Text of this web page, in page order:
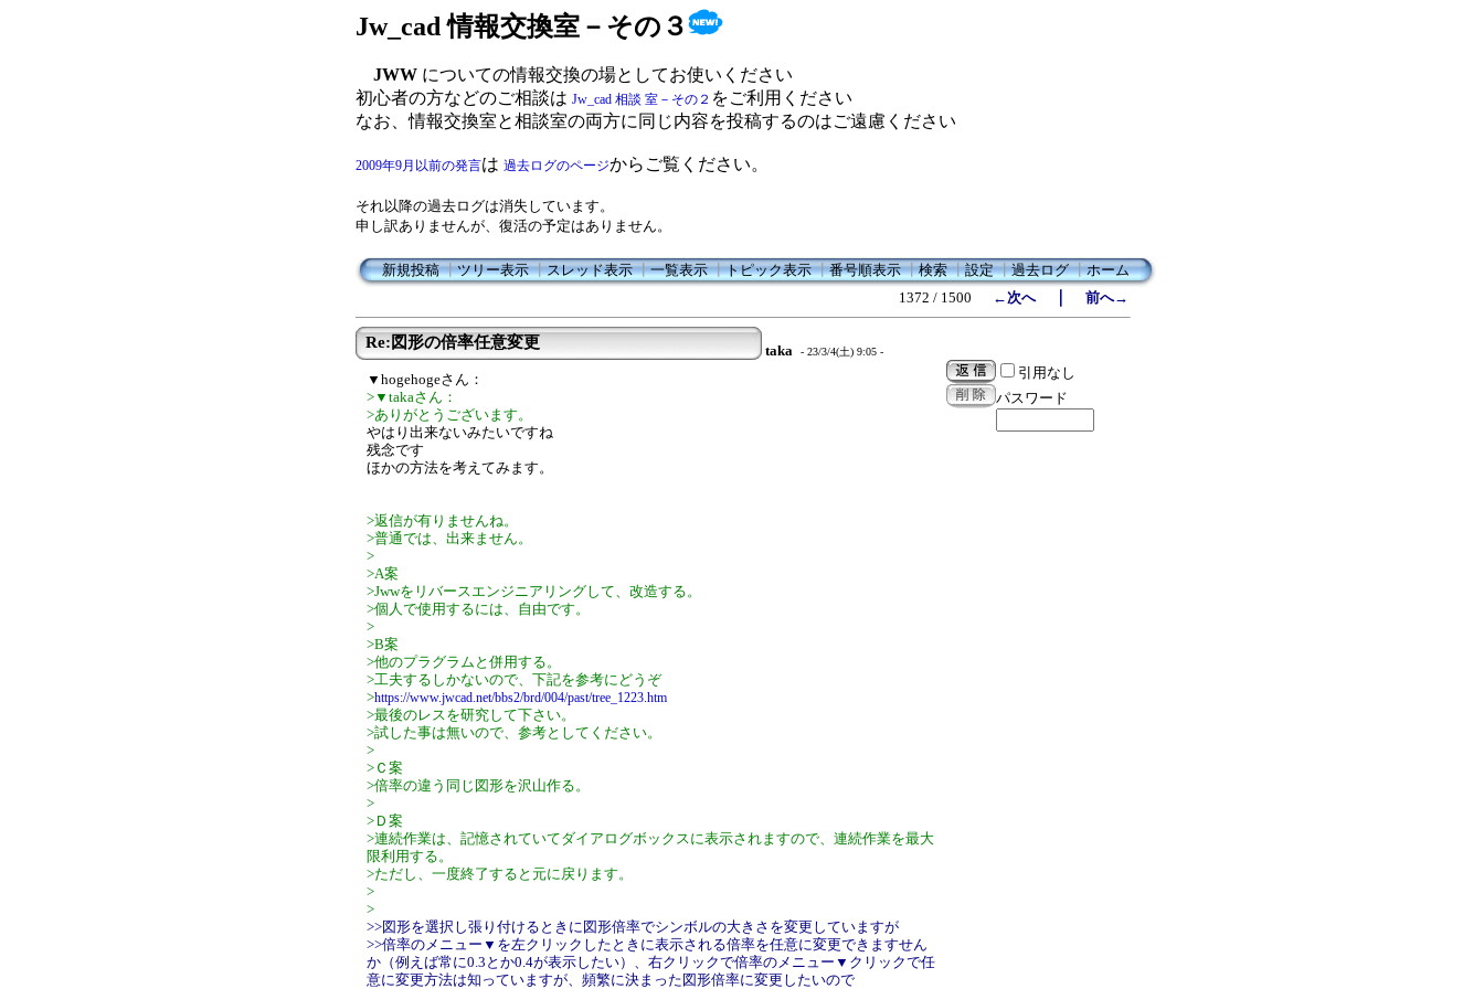
Jw_cad 情報交換室－その３
JWW についての情報交換の場としてお使いください
初心者の方などのご相談は Jw_cad 相談 室－その２ をご利用ください
なお、情報交換室と相談室の両方に同じ内容を投稿するのはご遠慮ください
2009年9月以前の発言は 過去ログのページからご覧ください。
それ以降の過去ログは消失しています。
申し訳ありませんが、復活の予定はありません。
新規投稿┃ツリー表示┃スレッド表示┃一覧表示┃トピック表示┃番号順表示┃検索┃設定┃過去ログ┃ホーム
1372 / 1500
←次へ｜ 前へ→
Re:図形の倍率任意変更 taka - 23/3/4(土) 9:05 -
▼hogehogeさん：
>▼takaさん：
>ありがとうございます。
やはり出来ないみたいですね
残念です
ほかの方法を考えてみます。
>返信が有りませんね。
>普通では、出来ません。
>
>A案
>Jwwをリバースエンジニアリングして、改造する。
>個人で使用するには、自由です。
>
>B案
>他のプラグラムと併用する。
>工夫するしかないので、下記を参考にどうぞ
>https://www.jwcad.net/bbs2/brd/004/past/tree_1223.htm
>最後のレスを研究して下さい。
>試した事は無いので、参考としてください。
>
>Ｃ案
>倍率の違う同じ図形を沢山作る。
>
>Ｄ案
>連続作業は、記憶されていてダイアログボックスに表示されますので、連続作業を最大
限利用する。
>ただし、一度終了すると元に戻ります。
>
>
>>図形を選択し張り付けるときに図形倍率でシンボルの大きさを変更していますが
>>倍率のメニュー▼を左クリックしたときに表示される倍率を任意に変更できますせん
か（例えば常に0.3とか0.4が表示したい）、右クリックで倍率のメニュー▼クリックで任
意に変更方法は知っていますが、頻繁に決まった図形倍率に変更したいので
引用なし
パスワード